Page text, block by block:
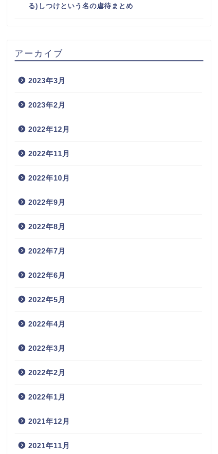
る)しつけという名の虐待まとめ
アーカイブ
2023年3月
2023年2月
2022年12月
2022年11月
2022年10月
2022年9月
2022年8月
2022年7月
2022年6月
2022年5月
2022年4月
2022年3月
2022年2月
2022年1月
2021年12月
2021年11月